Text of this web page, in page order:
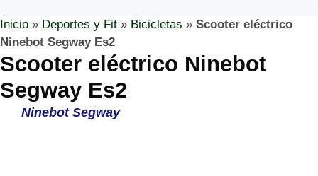
Inicio » Deportes y Fit » Bicicletas » Scooter eléctrico
Ninebot Segway Es2
Scooter eléctrico Ninebot
Segway Es2
Ninebot Segway